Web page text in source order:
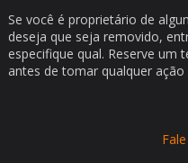
Se você é proprietário de
deseja que seja removido,
especifique qual. Reserve um
antes de tomar qualquer ação